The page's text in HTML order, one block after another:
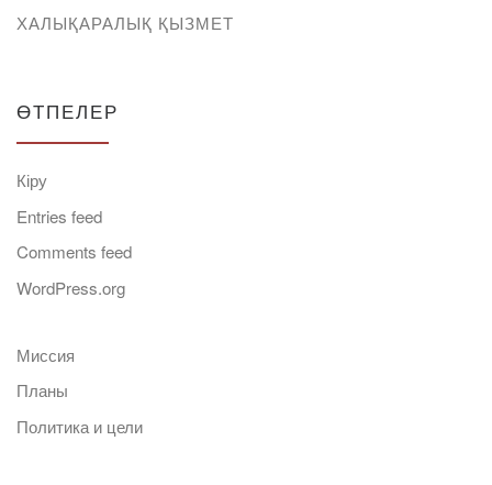
ХАЛЫҚАРАЛЫҚ ҚЫЗМЕТ
ӨТПЕЛЕР
Кіру
Entries feed
Comments feed
WordPress.org
Миссия
Планы
Политика и цели